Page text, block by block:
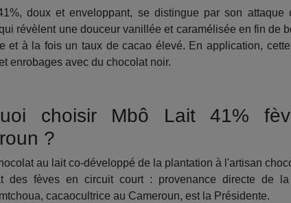
doux et enveloppant, se distingue par son attaque
révèlent une douceur vanillée et caramélisée en fin de
et à la fois un taux de cacao élevé. En application,
enrobages avec du chocolat noir.
choisir Mbô Lait 41%
?
au lait co-développé de la plantation à l'artisan
des fèves en circuit court : provenance directe de
cacaocultrice au Cameroun, est la Présidente.